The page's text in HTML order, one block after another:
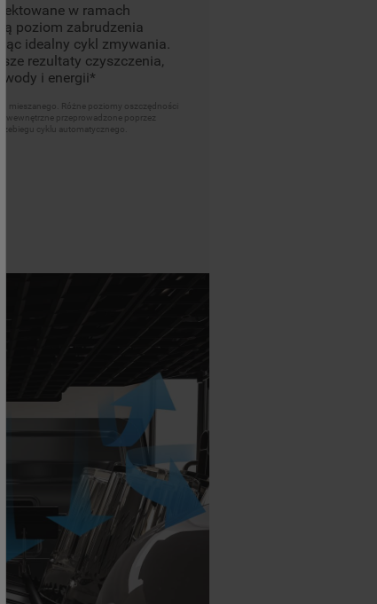
w ramach
poziom zabrudzenia
idealny cykl zmywania.
rezultaty czyszczenia,
i energii*
mieszanego. Różne poziomy oszczędności
wewnętrzne przeprowadzone poprzez
cyklu automatycznego.